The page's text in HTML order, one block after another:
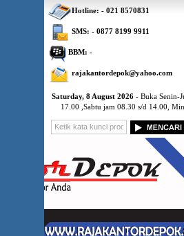
Saturday, 8 August 2026- Buka Senin-
17.00 ,Sabtu jam 08.30 s/d 14.00,
Hotline: - 021 8570831
SMS: - 0877 8199 9911
BBM: -
rajakantordepok@yahoo.com